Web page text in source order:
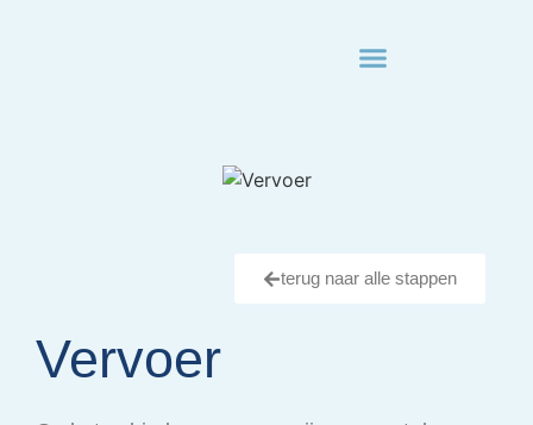
terug naar alle stappen
Vervoer